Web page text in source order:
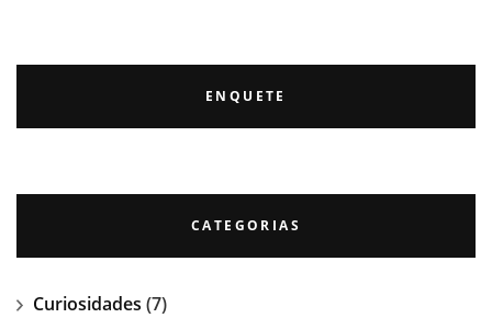
ENQUETE
CATEGORIAS
Curiosidades (7)